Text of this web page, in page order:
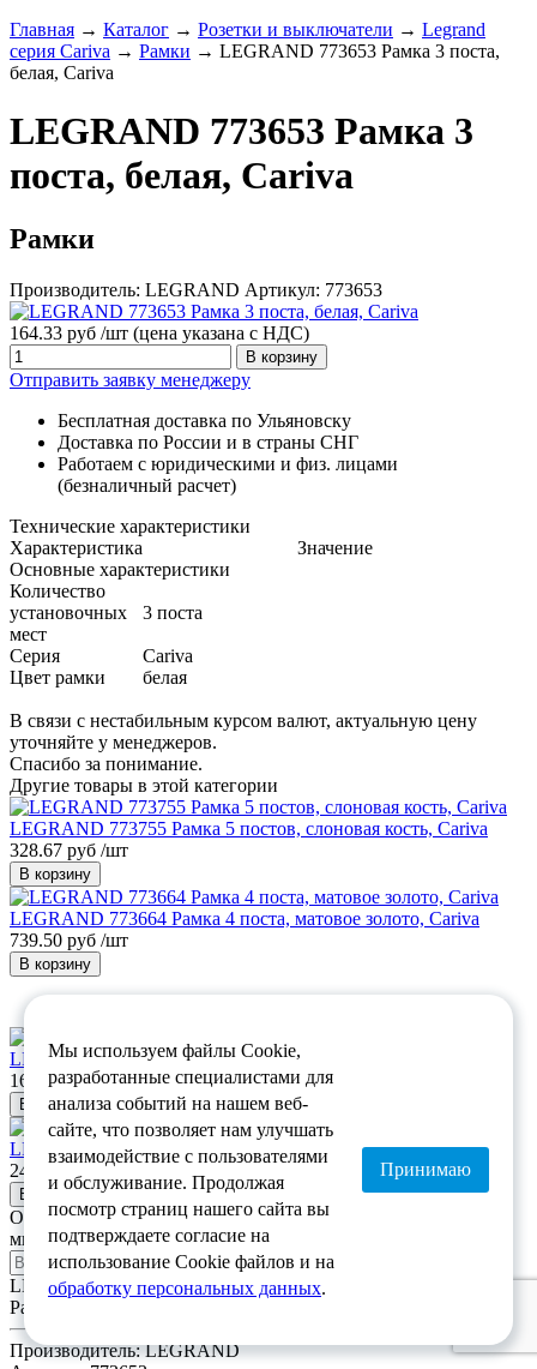
Главная → Каталог → Розетки и выключатели → Legrand
серия Cariva → Рамки → LEGRAND 773653 Рамка 3 поста,
белая, Cariva
LEGRAND 773653 Рамка 3
поста, белая, Cariva
Рамки
Производитель: LEGRAND Артикул: 773653
164.33 руб /шт (цена указана с НДС)
В корзину
Отправить заявку менеджеру
Бесплатная доставка по Ульяновску
Доставка по России и в страны СНГ
Работаем с юридическими и физ. лицами
(безналичный расчет)
Технические характеристики
Характеристика
Значение
Основные характеристики
Количество
установочных
мест
3 поста
Серия
Cariva
Цвет рамки
белая
В связи с нестабильным курсом валют, актуальную цену
уточняйте у менеджеров.
Спасибо за понимание.
Другие товары в этой категории
LEGRAND 773755 Рамка 5 постов, слоновая кость, Cariva
328.67 руб /шт
В корзину
LEGRAND 773664 Рамка 4 поста, матовое золото, Cariva
739.50 руб /шт
В корзину
LEGRAND 773653 Рамка 3 поста, белая, Cariva
164.33 руб /шт
В корзину
LEGRAND 773681 Рамка 1 пост, песочная, Cariva
246.50 руб /шт
В корзину
Отправьте заявку
мы свяжемся с Вами в течение 15 минут
LEGRAND 773653 Рамка 3 поста, белая, Cariva
Рамки
Производитель: LEGRAND
Мы используем файлы Cookie,
разработанные специалистами для
анализа событий на нашем веб-
сайте, что позволяет нам улучшать
взаимодействие с пользователями
и обслуживание. Продолжая
посмотр страниц нашего сайта вы
подтверждаете согласие на
использование Cookie файлов и на
обработку персональных данных.
Принимаю